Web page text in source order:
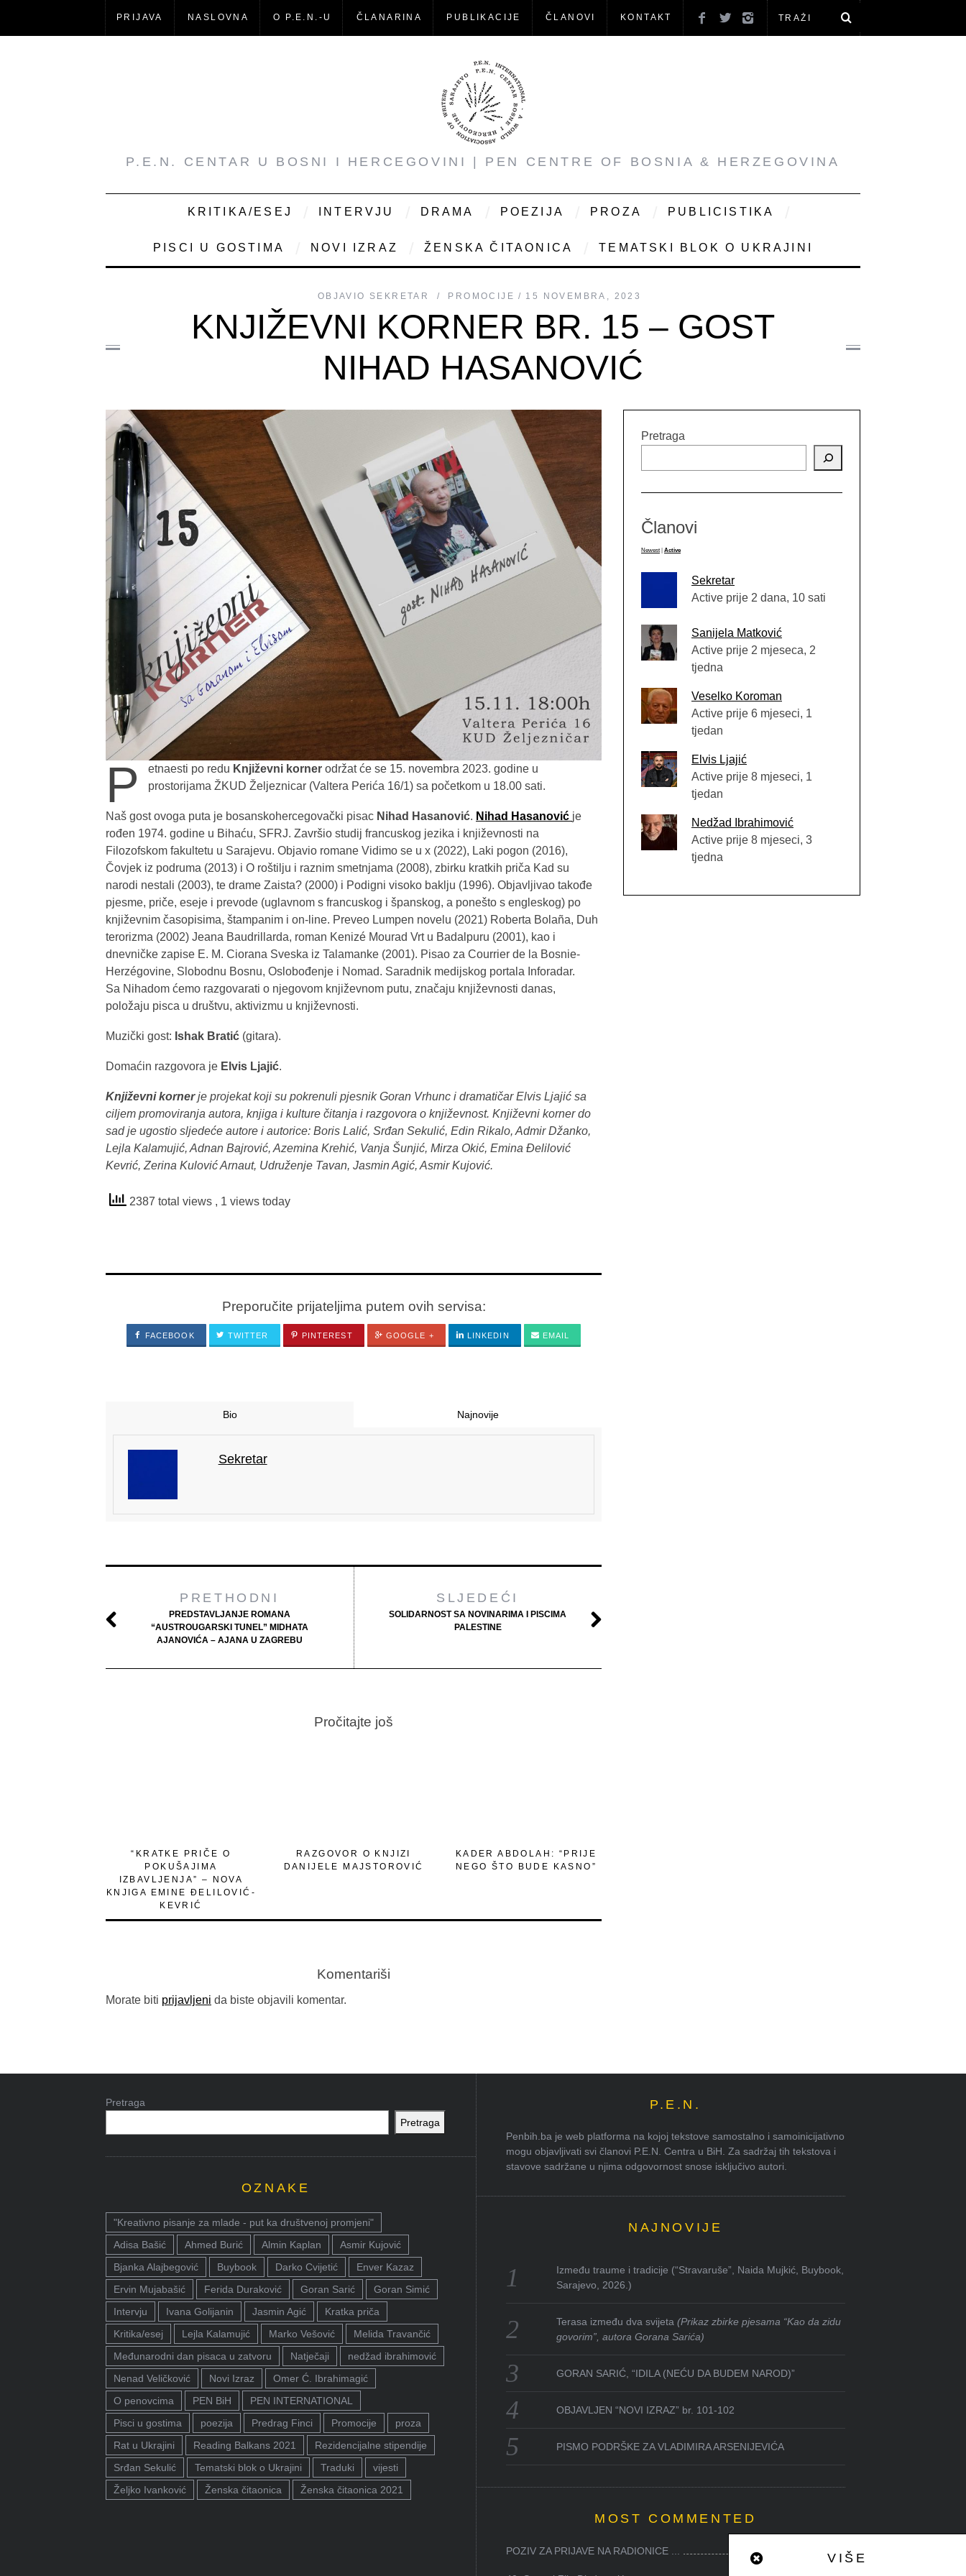
PRIJAVA NASLOVNA O P.E.N.-U ČLANARINA PUBLIKACIJE ČLANOVI KONTAKT
P.E.N. CENTAR U BOSNI I HERCEGOVINI | PEN CENTRE OF BOSNIA & HERZEGOVINA
KRITIKA/ESEJ INTERVJU DRAMA POEZIJA PROZA PUBLICISTIKA
PISCI U GOSTIMA NOVI IZRAZ ŽENSKA ČITAONICA TEMATSKI BLOK O UKRAJINI
OBJAVIO SEKRETAR PROMOCIJE 15 NOVEMBRA, 2023
KNJIŽEVNI KORNER BR. 15 – GOST
NIHAD HASANOVIĆ
P etnaesti po redu Književni korner održat će se 15. novembra 2023. godine u
prostorijama ŽKUD Željeznicar (Valtera Perića 16/1) sa početkom u 18.00 sati.
Naš gost ovoga puta je bosanskohercegovački pisac Nihad Hasanović. Nihad Hasanović je
rođen 1974. godine u Bihaću, SFRJ. Završio studij francuskog jezika i književnosti na
Filozofskom fakultetu u Sarajevu. Objavio romane Vidimo se u x (2022), Laki pogon (2016),
Čovjek iz podruma (2013) i O roštilju i raznim smetnjama (2008), zbirku kratkih priča Kad su
narodi nestali (2003), te drame Zaista? (2000) i Podigni visoko baklju (1996). Objavljivao takođe
pjesme, priče, eseje i prevode (uglavnom s francuskog i španskog, a ponešto s engleskog) po
književnim časopisima, štampanim i on-line. Preveo Lumpen novelu (2021) Roberta Bolaña, Duh
terorizma (2002) Jeana Baudrillarda, roman Kenizé Mourad Vrt u Badalpuru (2001), kao i
dnevničke zapise E. M. Ciorana Sveska iz Talamanke (2001). Pisao za Courrier de la Bosnie-
Herzégovine, Slobodnu Bosnu, Oslobođenje i Nomad. Saradnik medijskog portala Inforadar.
Sa Nihadom ćemo razgovarati o njegovom književnom putu, značaju književnosti danas,
položaju pisca u društvu, aktivizmu u književnosti.
Muzički gost: Ishak Bratić (gitara).
Domaćin razgovora je Elvis Ljajić.
Književni kornerje projekat koji su pokrenuli pjesnik Goran Vrhunc i dramatičar Elvis Ljajić sa
ciljem promoviranja autora, knjiga i kulture čitanja i razgovora o književnost. Književni korner do
sad je ugostio sljedeće autore i autorice: Boris Lalić, Srđan Sekulić, Edin Rikalo, Admir Džanko,
Lejla Kalamujić, Adnan Bajrović, Azemina Krehić, Vanja Šunjić, Mirza Okić, Emina Đelilović
Kevrić, Zerina Kulović Arnaut, Udruženje Tavan, Jasmin Agić, Asmir Kujović.
2387 total views , 1 views today
Preporučite prijateljima putem ovih servisa:
FACEBOOK TWITTER PINTEREST GOOGLE + LINKEDIN EMAIL
Bio Najnovije
Sekretar
PRETHODNI
PREDSTAVLJANJE ROMANA
“AUSTROUGARSKI TUNEL” MIDHATA
AJANOVIĆA – AJANA U ZAGREBU
SLJEDEĆI
SOLIDARNOST SA NOVINARIMA I PISCIMA
PALESTINE
Pročitajte još
“KRATKE PRIČE O
POKUŠAJIMA
IZBAVLJENJA” – NOVA
KNJIGA EMINE ĐELILOVIĆ-
KEVRIĆ
RAZGOVOR O KNJIZI
DANIJELE MAJSTOROVIĆ
KADER ABDOLAH: “PRIJE
NEGO ŠTO BUDE KASNO”
Komentariši
Morate biti prijavljeni da biste objavili komentar.
Pretraga
Članovi
Newest Active
Sekretar
Active prije 2 dana, 10 sati
Sanijela Matković
Active prije 2 mjeseca, 2
tjedna
Veselko Koroman
Active prije 6 mjeseci, 1
tjedan
Elvis Ljajić
Active prije 8 mjeseci, 1
tjedan
Nedžad Ibrahimović
Active prije 8 mjeseci, 3
tjedna
VIŠE
Pretraga
Pretraga
OZNAKE
"Kreativno pisanje za mlade - put ka društvenoj promjeni"
Adisa Bašić
Ahmed Burić Almin Kaplan
Asmir Kujović
Bjanka Alajbegović
Buybook Darko Cvijetić
Enver Kazaz
Ervin Mujabašić
Ferida Duraković Goran Sarić
Goran Simić
Intervju
Ivana Golijanin Jasmin Agić
Kratka priča
Kritika/esej
Lejla Kalamujić Marko Vešović
Melida Travančić
Međunarodni dan pisaca u zatvoru
Natječaji
nedžad ibrahimović
Nenad Veličković
Novi Izraz
Omer Ć. Ibrahimagić
O penovcima
PEN BiH
PEN INTERNATIONAL
Pisci u gostima
poezija Predrag Finci Promocije
proza
Rat u Ukrajini
Reading Balkans 2021
Rezidencijalne stipendije
Srđan Sekulić
Tematski blok o Ukrajini Traduki
vijesti
Željko Ivanković
Ženska čitaonica Ženska čitaonica 2021
P.E.N.
Penbih.ba je web platforma na kojoj tekstove samostalno i samoinicijativno
mogu objavljivati svi članovi P.E.N. Centra u BiH. Za sadržaj tih tekstova i
stavove sadržane u njima odgovornost snose isključivo autori.
NAJNOVIJE
Između traume i tradicije (“Stravaruše”, Naida Mujkić, Buybook,
Sarajevo, 2026.)
Terasa između dva svijeta(Prikaz zbirke pjesama “Kao da zidu
govorim”, autora Gorana Sarića)
GORAN SARIĆ, “IDILA (NEĆU DA BUDEM NAROD)”
OBJAVLJEN “NOVI IZRAZ” br. 101-102
PISMO PODRŠKE ZA VLADIMIRA ARSENIJEVIĆA
MOST COMMENTED
POZIV ZA PRIJAVE NA RADIONICE ...